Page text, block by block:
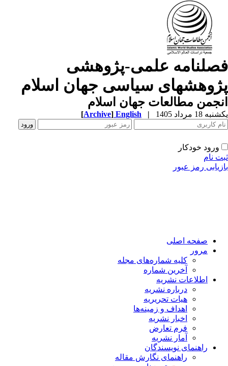
علمی-پژوهشی
سیاسی جهان اسلام
مطالعات جهان اسلام
18 مرداد 1405 |
English
[Archive]
ورود خودکار
نام
رمز عبور
صفحه اصلی
مرور
کلیه شماره‌های مجله
آخرین شماره
اطلاعات نشریه
درباره نشریه
هیات تحریریه
اهداف و زمینه‌ها
اخبار نشریه
فرم تعارض
آمار نشریه
راهنمای نویسندگان
راهنمای نگارش مقاله